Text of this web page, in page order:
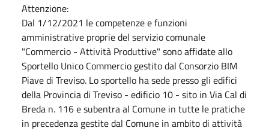
Attenzione:
Dal 1/12/2021 le competenze e funzioni
amministrative proprie del servizio comunale
"Commercio - Attività Produttive" sono affidate allo
Sportello Unico Commercio gestito dal Consorzio BIM
Piave di Treviso. Lo sportello ha sede presso gli edifici
della Provincia di Treviso - edificio 10 - sito in Via Cal di
Breda n. 116 e subentra al Comune in tutte le pratiche
in precedenza gestite dal Comune in ambito di attività